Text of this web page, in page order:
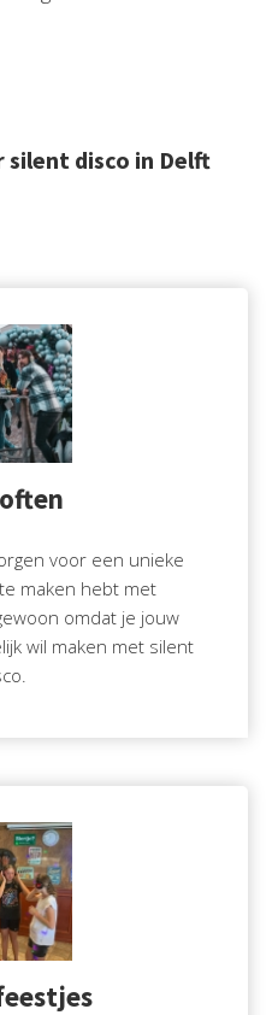
silent disco in Delft
voor een unieke
maken hebt met
omdat je jouw
wil maken met silent